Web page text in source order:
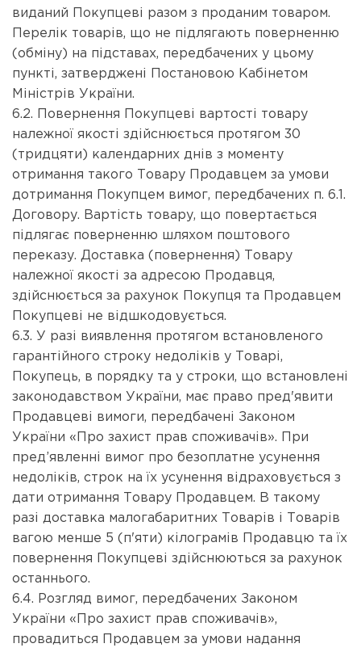
виданий Покупцеві разом з проданим товаром.
Перелік товарів, що не підлягають поверненню
(обміну) на підставах, передбачених у цьому
пункті, затверджені Постановою Кабінетом
Міністрів України.
6.2. Повернення Покупцеві вартості товару
належної якості здійснюється протягом 30
(тридцяти) календарних днів з моменту
отримання такого Товару Продавцем за умови
дотримання Покупцем вимог, передбачених п. 6.1.
Договору. Вартість товару, що повертається
підлягає поверненню шляхом поштового
переказу. Доставка (повернення) Товару
належної якості за адресою Продавця,
здійснюється за рахунок Покупця та Продавцем
Покупцеві не відшкодовується.
6.3. У разі виявлення протягом встановленого
гарантійного строку недоліків у Товарі,
Покупець, в порядку та у строки, що встановлені
законодавством України, має право пред'явити
Продавцеві вимоги, передбачені Законом
України «Про захист прав споживачів». При
пред’явленні вимог про безоплатне усунення
недоліків, строк на їх усунення відраховується з
дати отримання Товару Продавцем. В такому
разі доставка малогабаритних Товарів і Товарів
вагою менше 5 (п'яти) кілограмів Продавцю та їх
повернення Покупцеві здійснюються за рахунок
останнього.
6.4. Розгляд вимог, передбачених Законом
України «Про захист прав споживачів»,
провадиться Продавцем за умови надання